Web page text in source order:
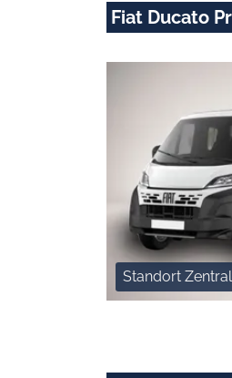
Fiat Ducato
Standort